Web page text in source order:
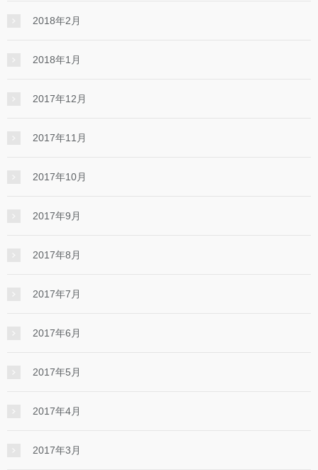
2018年2月
2018年1月
2017年12月
2017年11月
2017年10月
2017年9月
2017年8月
2017年7月
2017年6月
2017年5月
2017年4月
2017年3月